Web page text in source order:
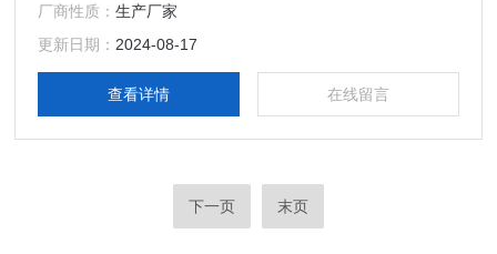
纳总结,对固体聚合氯化铝项目的干燥工艺及热源进行了分析
选择,并对项目干燥工艺部分的生产设备提出了初步的设计方
案.
厂商性质：生产厂家
更新日期： 2024-08-17
查看详情 在线留言
下一页 末页